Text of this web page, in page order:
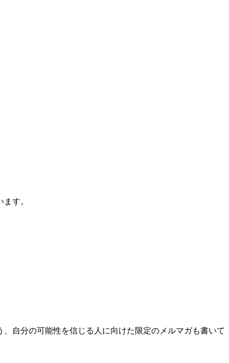
す。
自分の可能性を信じる人に向けた限定のメルマガも書いて